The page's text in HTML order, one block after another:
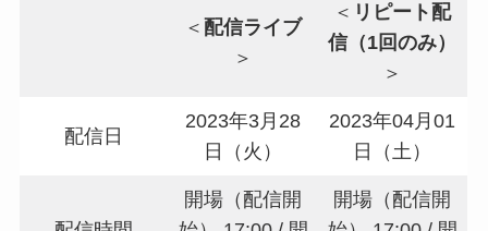
＜ 配信ライブ
＞
＜ リピート配
信（1回のみ）
＞
配信日
2023年3月28
日（火）
2023年04月01
日（土）
開場（配信開
開場（配信開